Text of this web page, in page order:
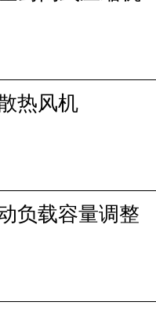
热风机
负载容量调整